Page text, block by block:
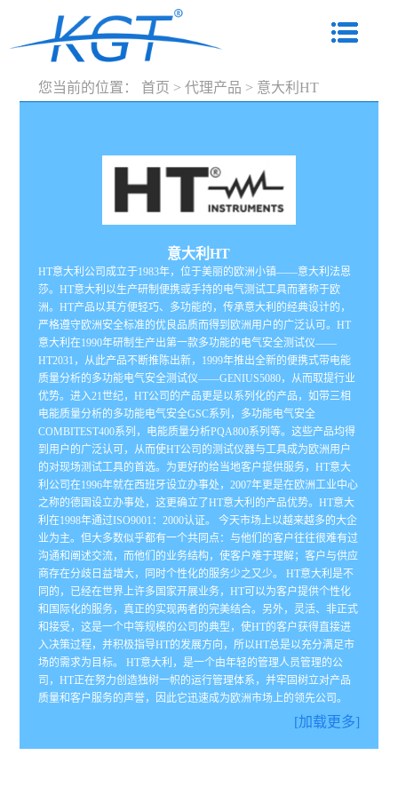
您当前的位置： 首页 > 代理产品 > 意大利HT
意大利HT
HT意大利公司成立于1983年，位于美丽的欧洲小镇——意大利法恩
莎。HT意大利以生产研制便携或手持的电气测试工具而著称于欧
洲。HT产品以其方便轻巧、多功能的，传承意大利的经典设计的，
严格遵守欧洲安全标准的优良品质而得到欧洲用户的广泛认可。HT
意大利在1990年研制生产出第一款多功能的电气安全测试仪——
HT2031，从此产品不断推陈出新，1999年推出全新的便携式带电能
质量分析的多功能电气安全测试仪——GENIUS5080，从而取提行业
优势。进入21世纪，HT公司的产品更是以系列化的产品，如带三相
电能质量分析的多功能电气安全GSC系列，多功能电气安全
COMBITEST400系列，电能质量分析PQA800系列等。这些产品均得
到用户的广泛认可，从而使HT公司的测试仪器与工具成为欧洲用户
的对现场测试工具的首选。为更好的给当地客户提供服务，HT意大
利公司在1996年就在西班牙设立办事处，2007年更是在欧洲工业中心
之称的德国设立办事处，这更确立了HT意大利的产品优势。HT意大
利在1998年通过ISO9001：2000认证。 今天市场上以越来越多的大企
业为主。但大多数似乎都有一个共同点：与他们的客户往往很难有过
沟通和阐述交流，而他们的业务结构，使客户难于理解；客户与供应
商存在分歧日益增大，同时个性化的服务少之又少。 HT意大利是不
同的，已经在世界上许多国家开展业务，HT可以为客户提供个性化
和国际化的服务，真正的实现两者的完美结合。另外，灵活、非正式
和接受，这是一个中等规模的公司的典型，使HT的客户获得直接进
入决策过程，并积极指导HT的发展方向，所以HT总是以充分满足市
场的需求为目标。 HT意大利，是一个由年轻的管理人员管理的公
司，HT正在努力创造独树一帜的运行管理体系，并牢固树立对产品
质量和客户服务的声誉，因此它迅速成为欧洲市场上的领先公司。
[加载更多]